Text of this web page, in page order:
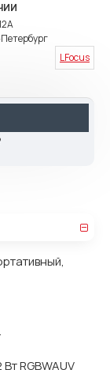
LFocus
RGBWAUV